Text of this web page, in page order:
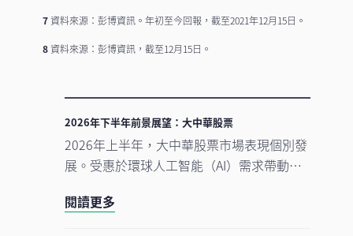
7資料來源：彭博資訊。年初至今回報，截至2021年12月15日。
8資料來源：彭博資訊，截至12月15日。
2026年下半年前景展望：大中華股票
2026年上半年，大中華股票市場表現個別發
展。受惠於環球人工智能（AI）需求帶動科
指數錄得顯著升幅。另一方面，MSCI明晟中
閱讀更多